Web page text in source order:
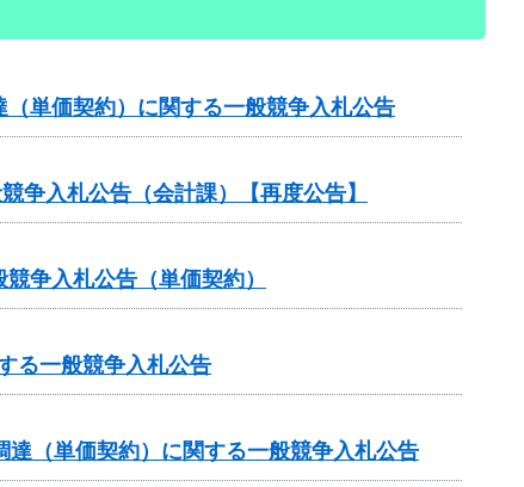
単価契約）に関する一般競争入札公告
争入札公告（会計課）【再度公告】
争入札公告（単価契約）
る一般競争入札公告
（単価契約）に関する一般競争入札公告